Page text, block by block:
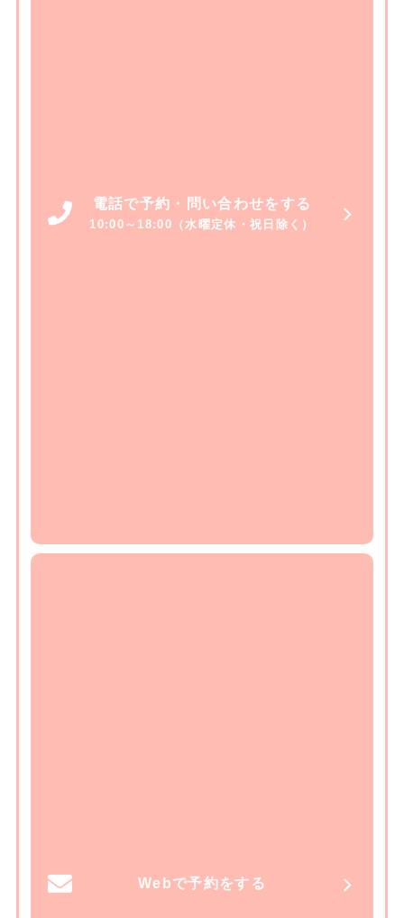
電話で予約・問い合わせをする
10:00～18:00（水曜定休・祝日除く）
Webで予約をする